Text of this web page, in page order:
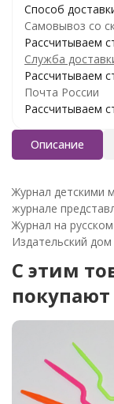
Способ
Самовывоз со
Рассчитываем
Служба
Рассчитываем
Почта России
Рассчитываем
Описание
Журнал детскими
журнале
Журнал на
Издательский
C этим
покупают